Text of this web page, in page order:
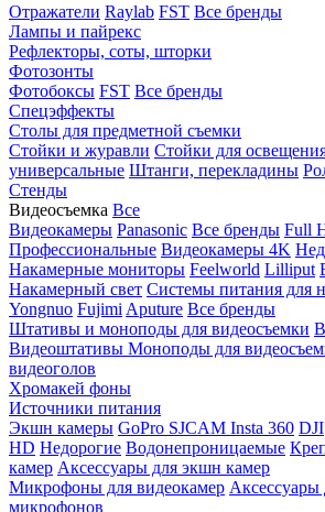
Отражатели Raylab FST Все бренды
Лампы и пайрекс
Рефлекторы, соты, шторки
Фотозонты
Фотобоксы FST Все бренды
Спецэффекты
Столы для предметной съемки
Стойки и журавли Стойки для
универсальные Штанги, перекладины
Стенды
Видеосъемка Все
Видеокамеры Panasonic Все бренды Full
Профессиональные Видеокамеры 4K
Накамерные мониторы Feelworld Lilliput
Накамерный свет Системы питания для
Yongnuo Fujimi Aputure Все бренды
Штативы и моноподы для видеосъемки
Видеоштативы Моноподы для
видеоголов
Хромакей фоны
Источники питания
Экшн камеры GoPro SJCAM Insta 360 DJI
HD Недорогие Водонепроницаемые
камер Аксессуары для экшн камер
Микрофоны для видеокамер Аксессуары
микрофонов